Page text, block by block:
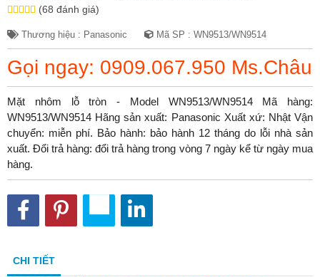
(68 đánh giá)
Thương hiệu : Panasonic Mã SP : WN9513/WN9514
Gọi ngay: 0909.067.950 Ms.Châu
Mặt nhôm lỗ tròn - Model WN9513/WN9514 Mã hàng:
WN9513/WN9514 Hãng sản xuất: Panasonic Xuất xứ: Nhật Vận
chuyển: miễn phí. Bảo hành: bảo hành 12 tháng do lỗi nhà sản
xuất. Đổi trả hàng: đổi trả hàng trong vòng 7 ngày kể từ ngày mua
hàng.
CHI TIẾT